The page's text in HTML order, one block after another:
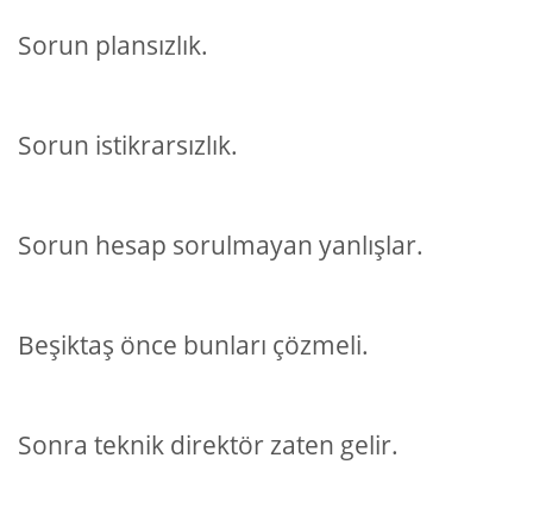
Sorun plansızlık.
Sorun istikrarsızlık.
Sorun hesap sorulmayan yanlışlar.
Beşiktaş önce bunları çözmeli.
Sonra teknik direktör zaten gelir.